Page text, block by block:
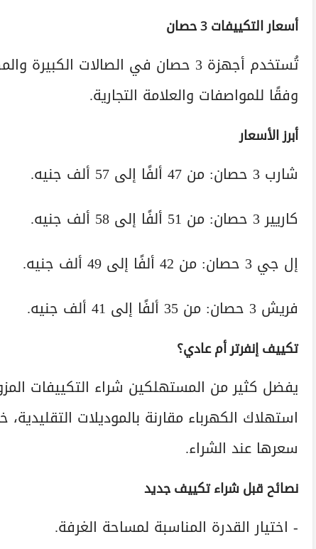
أسعار التكييفات 3 حصان
وفقًا للمواصفات والعلامة التجارية.
أبرز الأسعار
شارب 3 حصان: من 47 ألفًا إلى 57 ألف جنيه.
كاريير 3 حصان: من 51 ألفًا إلى 58 ألف جنيه.
إل جي 3 حصان: من 42 ألفًا إلى 49 ألف جنيه.
فريش 3 حصان: من 35 ألفًا إلى 41 ألف جنيه.
تكييف إنفرتر أم عادي؟
يفضل كثير من المستهلكين شراء التكييفات
استهلاك الكهرباء مقارنة بالموديلات
سعرها عند الشراء.
نصائح قبل شراء تكييف جديد
- اختيار القدرة المناسبة لمساحة الغرفة.